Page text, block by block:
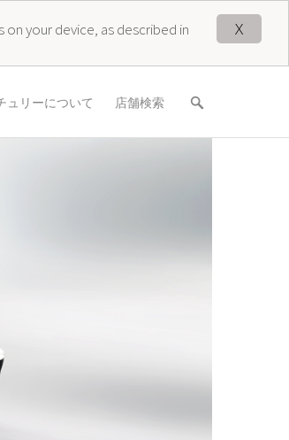
X
your device, as described in
ュリーについて 店舗検索